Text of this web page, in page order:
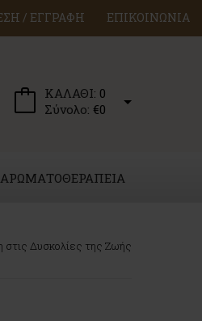
/ ΕΓΓΡΑΦΗ ΕΠΙΚΟΙΝΩΝΙΑ
ΚΑΛΑΘΙ: 0
Σύνολο: €0
ΑΡΩΜΑΤΟΘΕΡΑΠΕΙΑ
στις Δυσκολίες της Ζωής